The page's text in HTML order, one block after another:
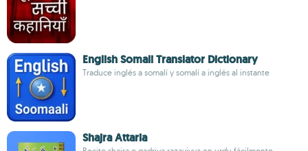
English Somali Translator Dictionary
Traduce inglés a somalí y somalí a inglés al instante
Shajra Attaria